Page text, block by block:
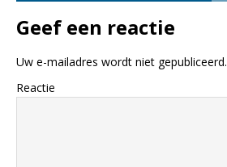
Geef een reactie
Uw e-mailadres wordt niet gepubliceerd.
Reactie